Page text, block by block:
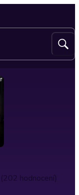
(202 hodnocení)